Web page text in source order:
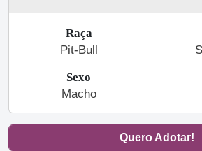
Raça
Pit-Bull
Sexo
Macho
Quero Adotar!